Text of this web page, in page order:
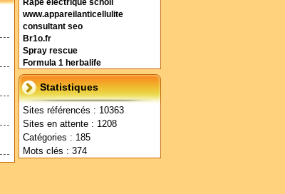
Rape électrique scholl
www.appareilanticellulite
consultant seo
Br1o.fr
Spray rescue
Formula 1 herbalife
Statistiques
Sites référencés : 10363
Sites en attente : 1208
Catégories : 185
Mots clés : 374